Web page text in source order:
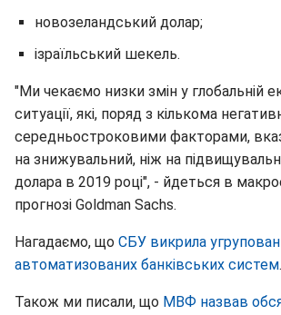
новозеландський долар;
ізраїльський шекель.
"Ми чекаємо низки змін у глобальній
ситуації, які, поряд з кількома
середньостроковими факторами,
на знижувальний, ніж на
долара в 2019 році", - йдеться в
прогнозі Goldman Sachs.
Нагадаємо, що СБУ викрила
автоматизованих банківських систем.
Також ми писали, що МВФ назвав